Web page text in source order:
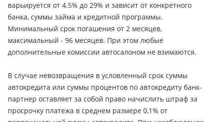
варьируется от 4.5% до 29% и зависит от конкретного
банка, суммы займа и кредитной программы.
Минимальный срок погашения от 2 месяцев,
максимальный - 96 месяцев. При этом любые
дополнительные комиссии автосалоном не взимаются.
В случае невозвращения в условленный срок суммы
автокредита или суммы процентов по автокредиту банк-
партнер оставляет за собой право начислить штраф за
просрочку платежа в среднем размере 0,1% от